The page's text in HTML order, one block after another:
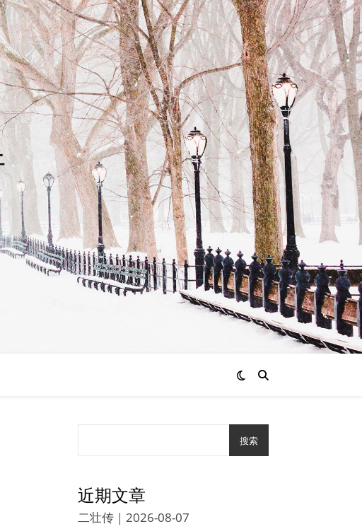
搜索
近期文章
二壮传｜2026-08-07